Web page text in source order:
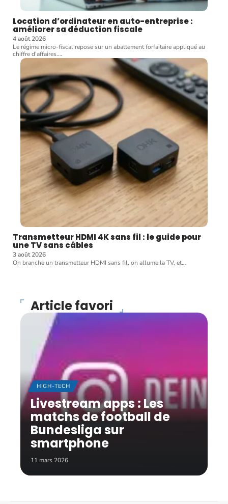
Location d’ordinateur en auto-entreprise :
améliorer sa déduction fiscale
4 août 2026
Le régime micro-fiscal repose sur un abattement forfaitaire appliqué au
chiffre d'affaires.…
Transmetteur HDMI 4K sans fil : le guide pour
une TV sans câbles
3 août 2026
On branche un transmetteur HDMI sans fil, on allume la TV, et…
Article favori
HIGH-TECH
Livestream apps : Les
matchs de football de
Bundesliga sur
smartphone
11 mars 2026